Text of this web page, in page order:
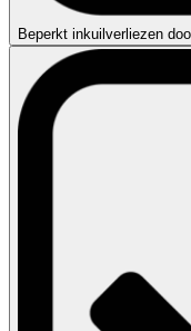
Beperkt inkuilverliezen